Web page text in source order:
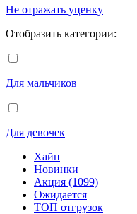
Не отражать уценку
Отобразить категории:
Для мальчиков
Для девочек
Хайп
Новинки
Акция (1099)
Ожидается
ТОП отгрузок